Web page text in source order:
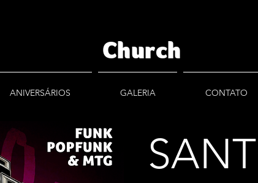
Church
ANIVERSÁRIOS GALERIA CONTATO